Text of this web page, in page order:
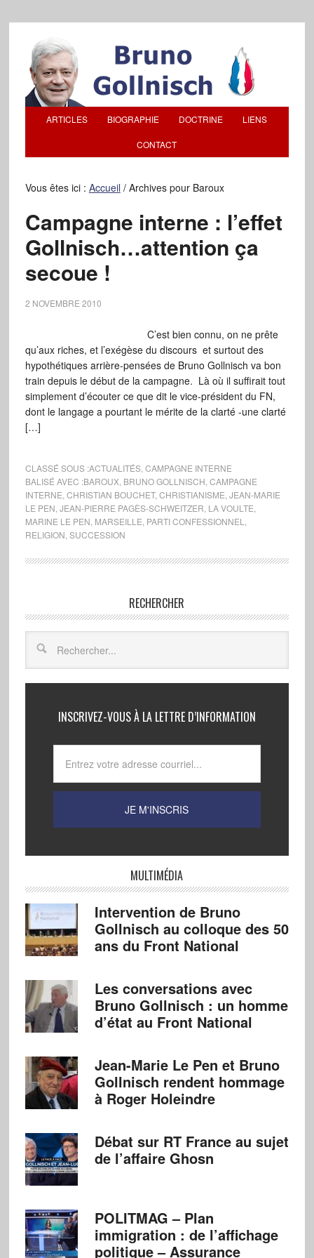
ARTICLES BIOGRAPHIE DOCTRINE LIENS
CONTACT
Vous êtes ici : Accueil /Archives pour Baroux
Campagne interne : l’effet
Gollnisch…attention ça
secoue !
2 NOVEMBRE 2010
C’est bien connu, on ne prête
qu’aux riches, et l’exégèse du discours et surtout des
hypothétiques arrière-pensées de Bruno Gollnisch va bon
train depuis le début de la campagne. Là où il suffirait tout
simplement d’écouter ce que dit le vice-président du FN,
dont le langage a pourtant le mérite de la clarté -une clarté
[…]
CLASSÉ SOUS :ACTUALITÉS, CAMPAGNE INTERNE
BALISÉ AVEC :BAROUX, BRUNO GOLLNISCH CAMPAGNE
INTERNE CHRISTIAN BOUCHET, CHRISTIANISME JEAN-MARIE
LE PEN JEAN-PIERRE PAGÈS-SCHWEITZER LA VOULTE
MARINE LE PEN MARSEILLE PARTI CONFESSIONNEL
RELIGION SUCCESSION
RECHERCHER
INSCRIVEZ-VOUS À LA LETTRE D’INFORMATION
MULTIMÉDIA
Intervention de Bruno
Gollnisch au colloque des 50
ans du Front National
Les conversations avec
Bruno Gollnisch : un homme
d’état au Front National
Jean-Marie Le Pen et Bruno
Gollnisch rendent hommage
à Roger Holeindre
Débat sur RT France au sujet
de l’affaire Ghosn
POLITMAG – Plan
immigration : de l’affichage
politique – Assurance